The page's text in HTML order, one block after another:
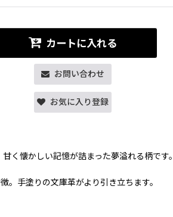
カートに入れる
お問い合わせ
お気に入り登録
く懐かしい記憶が詰まった夢溢れる柄です。
。手塗りの文庫革がより引き立ちます。